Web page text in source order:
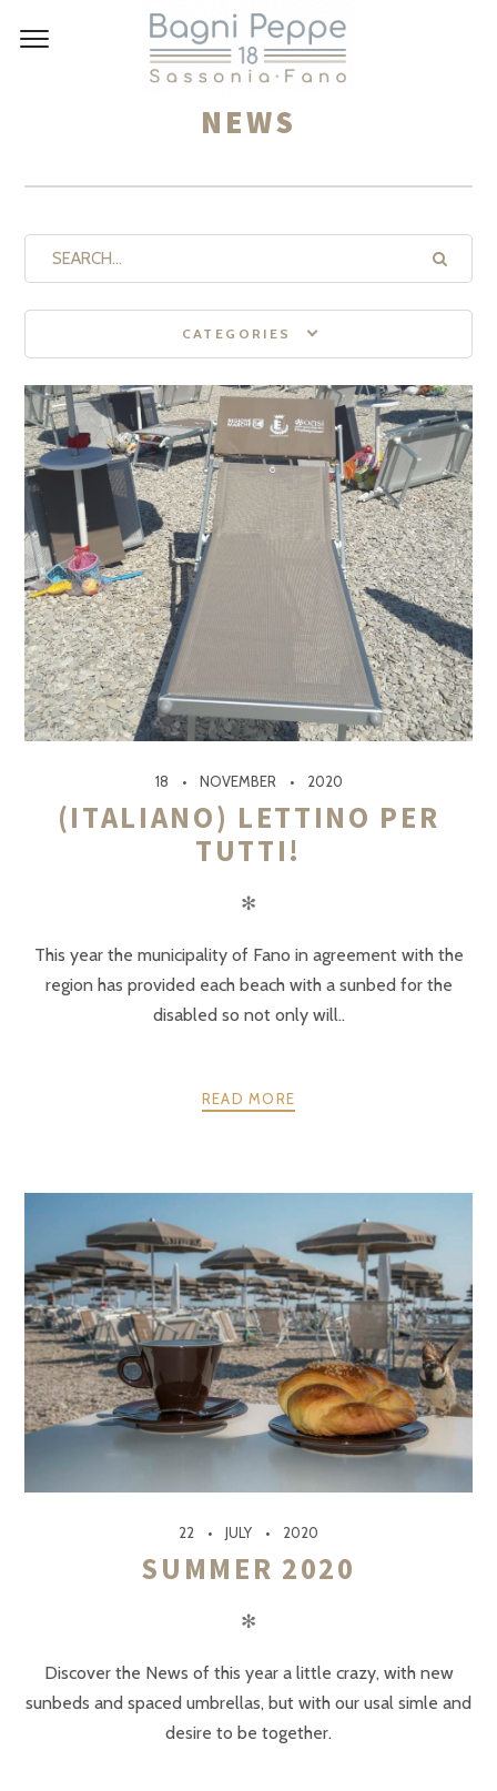
NEWS
CATEGORIES
18 NOVEMBER 2020
(ITALIANO) LETTINO PER
TUTTI!
✻
This year the municipality of Fano in agreement with the
region has provided each beach with a sunbed for the
disabled so not only will..
READ MORE
22 JULY 2020
SUMMER 2020
✻
Discover the News of this year a little crazy, with new
sunbeds and spaced umbrellas, but with our usal simle and
desire to be together.